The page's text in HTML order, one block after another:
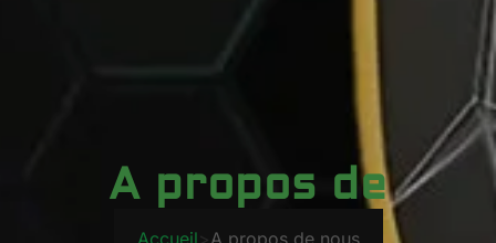
A propos de
Accueil A propos de nous